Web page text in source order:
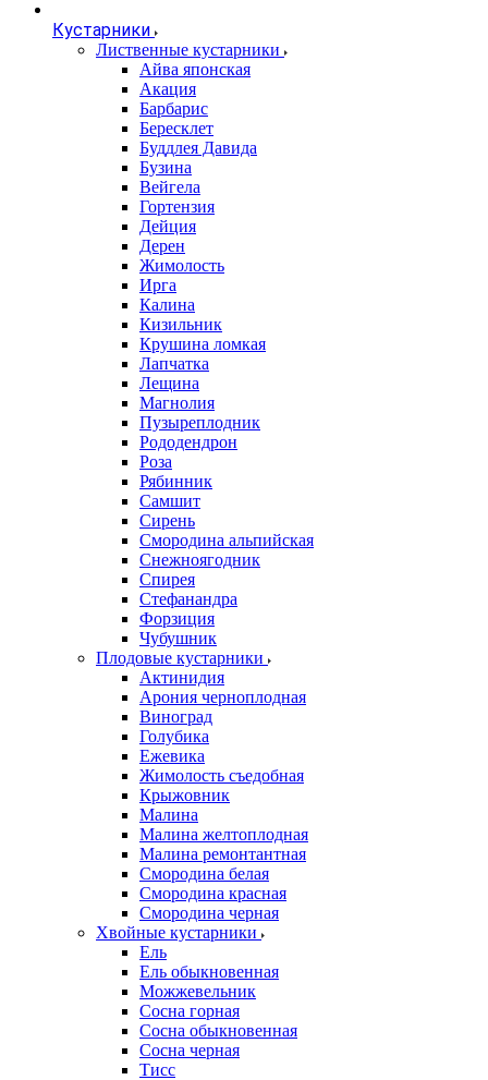
Кустарники
Лиственные кустарники
Айва японская
Акация
Барбарис
Бересклет
Буддлея Давида
Бузина
Вейгела
Гортензия
Дейция
Дерен
Жимолость
Ирга
Калина
Кизильник
Крушина ломкая
Лапчатка
Лещина
Магнолия
Пузыреплодник
Рододендрон
Роза
Рябинник
Самшит
Сирень
Смородина альпийская
Снежноягодник
Спирея
Стефанандра
Форзиция
Чубушник
Плодовые кустарники
Актинидия
Арония черноплодная
Виноград
Голубика
Ежевика
Жимолость съедобная
Крыжовник
Малина
Малина желтоплодная
Малина ремонтантная
Смородина белая
Смородина красная
Смородина черная
Хвойные кустарники
Ель
Ель обыкновенная
Можжевельник
Сосна горная
Сосна обыкновенная
Сосна черная
Тисс